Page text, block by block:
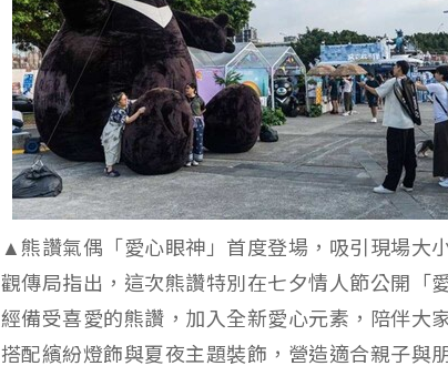
▲熊讚氣偶「愛心眼神」首度登場，吸引現場大
觀傳局指出，這次熊讚特別在七夕情人節公開「
經備受喜愛的熊讚，加入全新愛心元素，陪伴大
搭配繽紛燈飾與夏夜主題裝飾，營造適合親子與